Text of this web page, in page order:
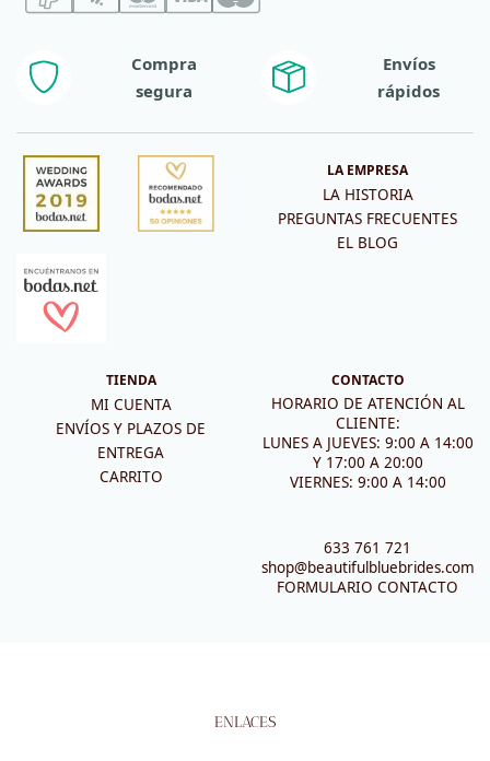
Compra
segura
Envíos
rápidos
LA EMPRESA
LA HISTORIA
PREGUNTAS FRECUENTES
EL BLOG
TIENDA
MI CUENTA
ENVÍOS Y PLAZOS DE
ENTREGA
CARRITO
CONTACTO
HORARIO DE ATENCIÓN AL
CLIENTE:
LUNES A JUEVES: 9:00 A 14:00
Y 17:00 A 20:00
VIERNES: 9:00 A 14:00
633 761 721
shop@beautifulbluebrides.com
FORMULARIO CONTACTO
ENLACES